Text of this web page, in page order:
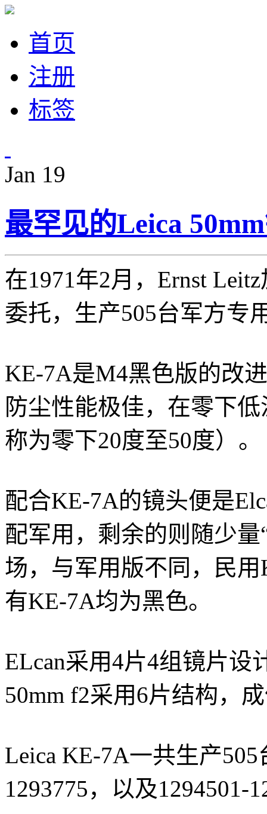
首页
注册
标签
Jan 19
最罕见的Leica
在1971年2月，Ernst
委托，生产505台军方
KE-7A是M4黑色版的改
防尘性能极佳，在零下
称为零下20度至50度）。
配合KE-7A的镜头便是
配军用，剩余的则随少
场，与军用版不同，民
有KE-7A均为黑色。
ELcan采用4片4组镜片设
50mm f2采用6片结构，
Leica KE-7A一共生产
1293775，以及1294501-